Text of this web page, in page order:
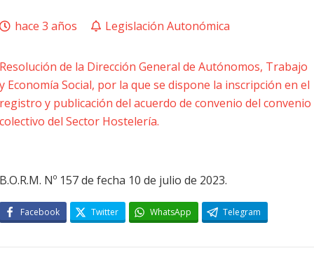
hace 3 años Legislación Autonómica
Resolución de la Dirección General de Autónomos, Trabajo
y Economía Social, por la que se dispone la inscripción en el
registro y publicación del acuerdo de convenio del convenio
colectivo del Sector Hostelería.
B.O.R.M. Nº 157 de fecha 10 de julio de 2023.
Facebook Twitter WhatsApp Telegram